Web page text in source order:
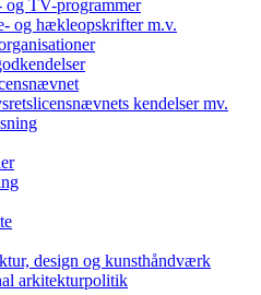
og TV-programmer
og hækleopskrifter m.v.
kendelser mv.
design og kunsthåndværk
arkitekturpolitik